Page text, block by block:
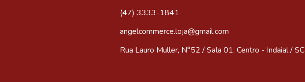
(47) 3333-1841
angelcommerce.loja@gmail.com
Rua Lauro Muller, N°52 / Sala 01, Centro - Indaial / SC